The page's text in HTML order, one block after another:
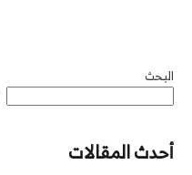
البحث
أحدث المقالات